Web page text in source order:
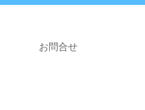
お問合せ